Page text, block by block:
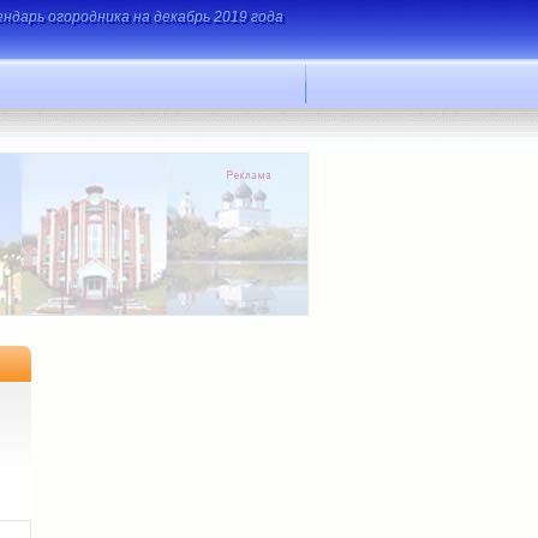
огородника на декабрь 2019 года